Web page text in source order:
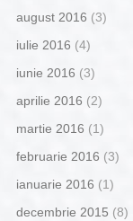
august 2016 (3)
iulie 2016 (4)
iunie 2016 (3)
aprilie 2016 (2)
martie 2016 (1)
februarie 2016 (3)
ianuarie 2016 (1)
decembrie 2015 (8)